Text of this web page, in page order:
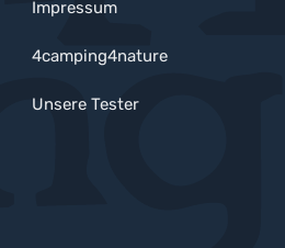
Impressum
4camping4nature
Unsere Tester